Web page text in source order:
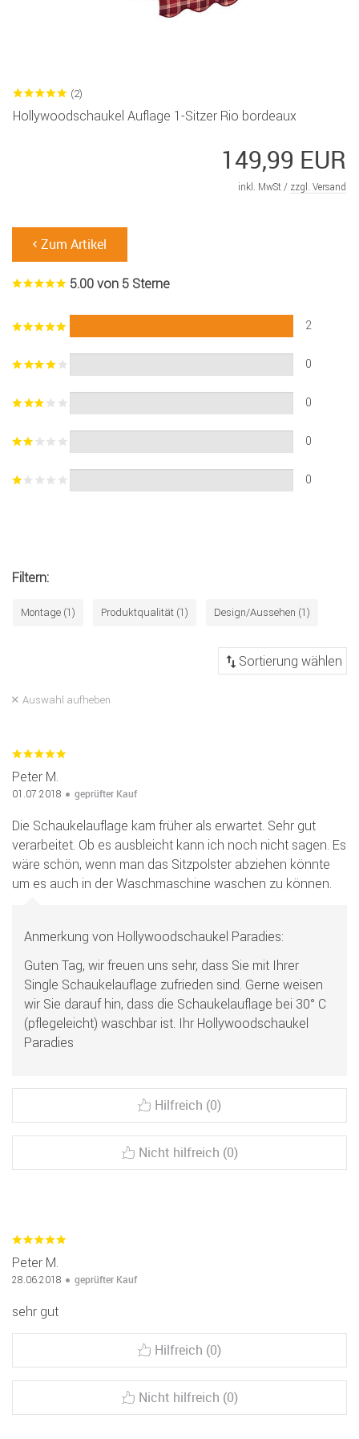
(2)
Hollywoodschaukel Auflage 1-Sitzer Rio bordeaux
149,99 EUR
inkl. MwSt / zzgl. Versand
Zum Artikel
5.00 von 5 Sterne
2
0
0
0
0
Filtern:
Montage (1) Produktqualität (1) Design/Aussehen (1)
Auswahl aufheben
Peter M.
01.07.2018 geprüfter Kauf
Die Schaukelauflage kam früher als erwartet. Sehr gut
verarbeitet. Ob es ausbleicht kann ich noch nicht sagen. Es
wäre schön, wenn man das Sitzpolster abziehen könnte
um es auch in der Waschmaschine waschen zu können.
Anmerkung von Hollywoodschaukel Paradies:
Guten Tag, wir freuen uns sehr, dass Sie mit Ihrer
Single Schaukelauflage zufrieden sind. Gerne weisen
wir Sie darauf hin, dass die Schaukelauflage bei 30° C
(pflegeleicht) waschbar ist. Ihr Hollywoodschaukel
Paradies
Hilfreich (0)
Nicht hilfreich (0)
Peter M.
28.06.2018 geprüfter Kauf
sehr gut
Hilfreich (0)
Nicht hilfreich (0)